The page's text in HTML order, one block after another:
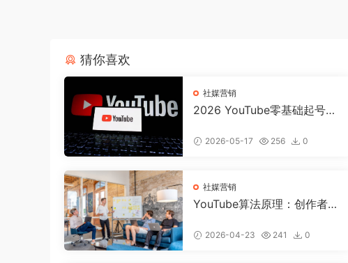
猜你喜欢
社媒营销
2026 YouTube零基础起号全
好合规可变现频道
2026-05-17 256 0
社媒营销
YouTube算法原理：创作者必
2026-04-23 241 0